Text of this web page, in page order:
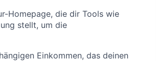
Homepage, die dir Tools wie
stellt, um die
Einkommen, das deinen